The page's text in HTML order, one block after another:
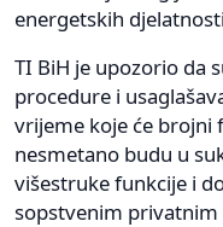
energetskih
TI BiH je upozorio da
procedure i
vrijeme koje će brojni
nesmetano budu u
višestruke funkcije i
sopstvenim